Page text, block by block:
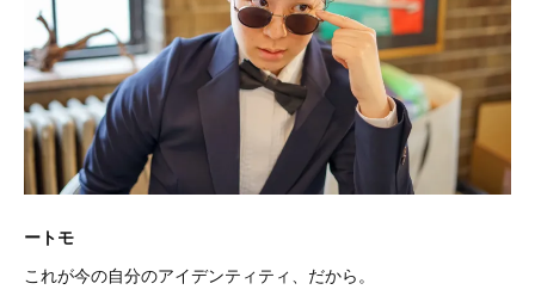
ートモ
これが今の自分のアイデンティティ、だから。